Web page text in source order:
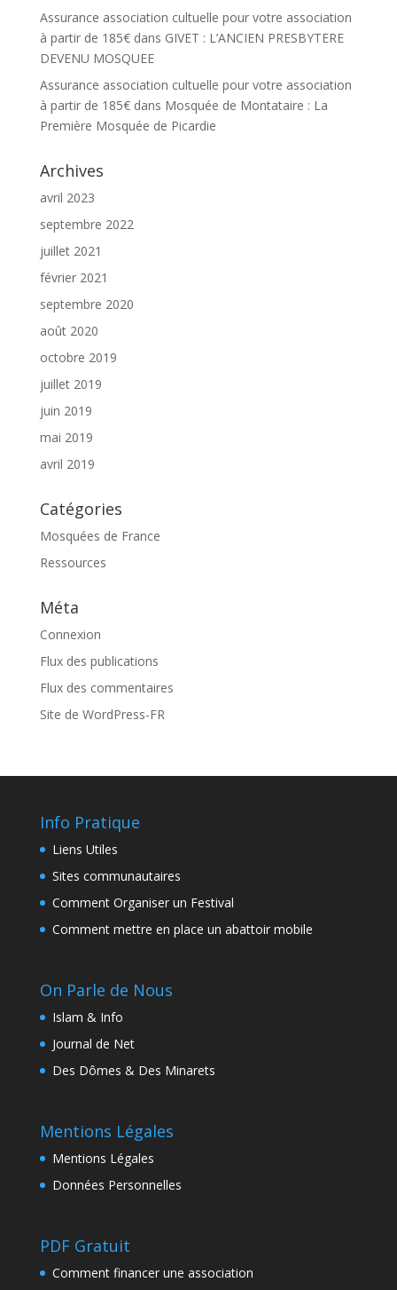
Assurance association cultuelle pour votre association
à partir de 185€dans GIVET : L’ANCIEN PRESBYTERE
DEVENU MOSQUEE
Assurance association cultuelle pour votre association
à partir de 185€dans Mosquée de Montataire : La
Première Mosquée de Picardie
Archives
avril 2023
septembre 2022
juillet 2021
février 2021
septembre 2020
août 2020
octobre 2019
juillet 2019
juin 2019
mai 2019
avril 2019
Catégories
Mosquées de France
Ressources
Méta
Connexion
Flux des publications
Flux des commentaires
Site de WordPress-FR
Info Pratique
Liens Utiles
Sites communautaires
Comment Organiser un Festival
Comment mettre en place un abattoir mobile
On Parle de Nous
Islam & Info
Journal de Net
Des Dômes & Des Minarets
Mentions Légales
Mentions Légales
Données Personnelles
PDF Gratuit
Comment financer une association